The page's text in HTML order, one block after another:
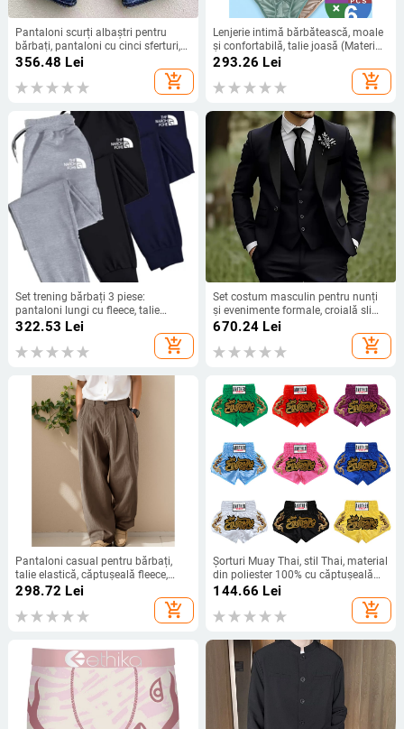
Pantaloni scurți albaștri pentru
bărbați, pantaloni cu cinci sferturi,
vopsiți la modă, pentru bărbați,
export de pe Aliexpress, pentru
bărbați
356.48 Lei
add_shopping_cart
Lenjerie intimă bărbătească, moale
și confortabilă, talie joasă (Material
principal: acrilic; Nume material:
Mitsubishi Meryl; Căptușeală:
Cotton Modal; Sezon: Primăvară)
293.26 Lei
add_shopping_cart
Set trening bărbați 3 piese:
pantaloni lungi cu fleece, talie
medie, croială mulată, imprimeu cu
322.53 Lei
add_shopping_cart
Set costum masculin pentru nunți
și evenimente formale, croială slim,
rever clasic cu nasturi la un rând,
100% poliester, potrivit primăvară și
toamnă
670.24 Lei
add_shopping_cart
Pantaloni casual pentru bărbați,
talie elastică, căptușeală fleece,
lungi, croială lejeră, Lycra țesătură,
potriviți pentru toate sezoanele
298.72 Lei
add_shopping_cart
Șorturi Muay Thai, stil Thai, material
din poliester 100% cu căptușeală
din poliester, pentru arte marțiale,
fitness și antrenamente extreme.
144.66 Lei
add_shopping_cart